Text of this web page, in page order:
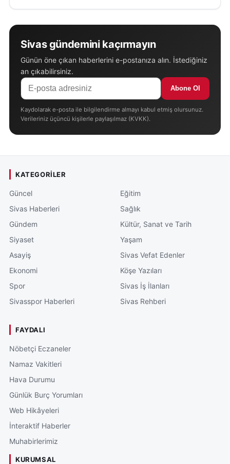
Sivas gündemini kaçırmayın
Günün öne çıkan haberlerini e-postanıza alın. İstediğiniz
an çıkabilirsiniz.
Abone Ol
Kaydolarak e-posta ile bilgilendirme almayı kabul etmiş olursunuz.
Verileriniz üçüncü kişilerle paylaşılmaz (KVKK).
KATEGORILER
Güncel
Sivas Haberleri
Gündem
Siyaset
Asayiş
Ekonomi
Spor
Sivasspor Haberleri
Eğitim
Sağlık
Kültür, Sanat ve Tarih
Yaşam
Sivas Vefat Edenler
Köşe Yazıları
Sivas İş İlanları
Sivas Rehberi
FAYDALI
Nöbetçi Eczaneler
Namaz Vakitleri
Hava Durumu
Günlük Burç Yorumları
Web Hikâyeleri
İnteraktif Haberler
Muhabirlerimiz
KURUMSAL